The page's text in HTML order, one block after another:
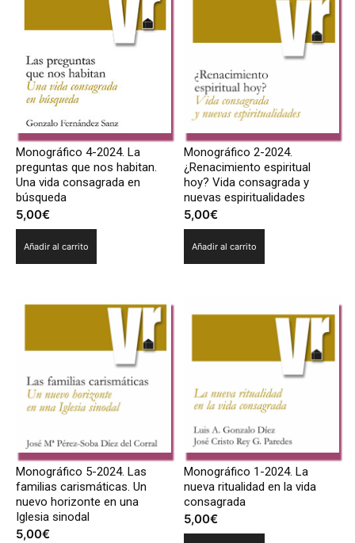
Monográfico 4-2024. La
preguntas que nos habitan.
Una vida consagrada en
búsqueda
5,00€
Añadir al carrito
Monográfico 2-2024.
¿Renacimiento espiritual
hoy? Vida consagrada y
nuevas espiritualidades
5,00€
Añadir al carrito
Monográfico 5-2024. Las
familias carismáticas. Un
nuevo horizonte en una
Iglesia sinodal
5,00€
Monográfico 1-2024. La
nueva ritualidad en la vida
consagrada
5,00€